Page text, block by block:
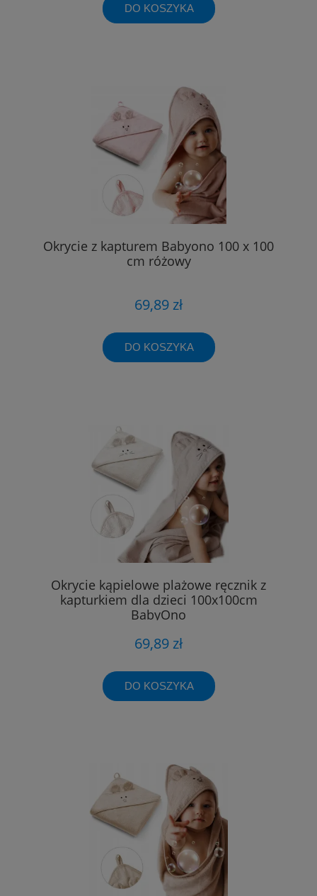
DO KOSZYKA
Okrycie z kapturem Babyono 100 x 100
cm różowy
69,89 zł
DO KOSZYKA
Okrycie kąpielowe plażowe ręcznik z
kapturkiem dla dzieci 100x100cm
BabyOno
69,89 zł
DO KOSZYKA